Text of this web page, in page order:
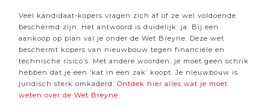
Veel kandidaat-kopers vragen zich af of ze wel voldoende
beschermd zijn. Het antwoord is duidelijk: ja. Bij een
aankoop op plan val je onder de Wet Breyne. Deze wet
beschermt kopers van nieuwbouw tegen financiële en
technische risico’s. Met andere woorden: je moet geen schrik
hebben dat je een ‘kat in een zak’ koopt. Je nieuwbouw is
juridisch sterk omkaderd.Ontdek hier alles wat je moet
weten over de Wet Breyne.